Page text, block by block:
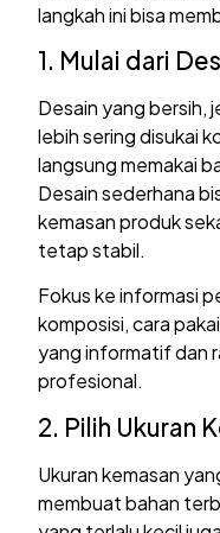
langkah ini bisa
1. Mulai dari
Desain yang bersih,
lebih sering disukai
langsung memakai
Desain sederhana
kemasan produk
tetap stabil.
Fokus ke informasi
komposisi, cara
yang informatif dan
profesional.
2. Pilih Ukuran
Ukuran kemasan
membuat bahan